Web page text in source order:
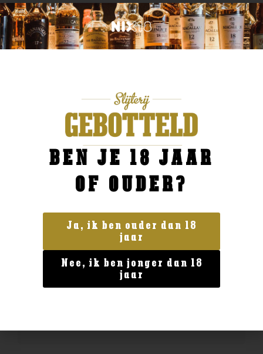
Australië
Scapegrace Anthem
46,99
BEN JE 18 JAAR
OF OUDER?
Ja, ik ben ouder dan 18
jaar
Nee, ik ben jonger dan 18
jaar